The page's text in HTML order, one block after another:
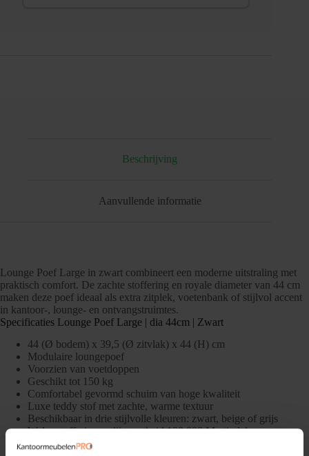
Beschrijving
Aanvullende informatie
Lounge Poef Large in zwart combineert een moderne uitstraling met
praktisch comfort. De zachte stoffering en royale diameter van 44 cm
maken deze poef ideaal als extra zitplek, voetenbank of stijlvol accent
in kantoor-, lounge- en ontvangstruimtes.
Specificaties Lounge Poef Large | dia 44cm | Zwart
44 (Ø bodem) x 39,5 (Ø zitvlak) x 44 (H) cm
Modulaire loungepoef
Voorzien van voetdoppen
Geschikt tot 150 kg
Comfortabel gevormd schuim van hoge kwaliteit
Luxe teddy stof met zachte, warme textuur
Beschikbaar in drie stijlvolle kleuren: zwart, beige of grijs
Wales stoffering – slijstvastheid 100.000 Martindale